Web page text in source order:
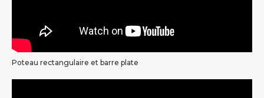
Poteau rectangulaire et barre plate